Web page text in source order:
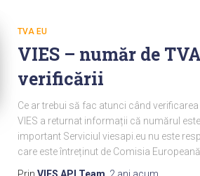
TVA EU
VIES – număr de
verificării
Ce ar trebui să fac atunci când
VIES a returnat informații că numărul
important Serviciul viesapi.eu nu este
care este întreținut de Comisia